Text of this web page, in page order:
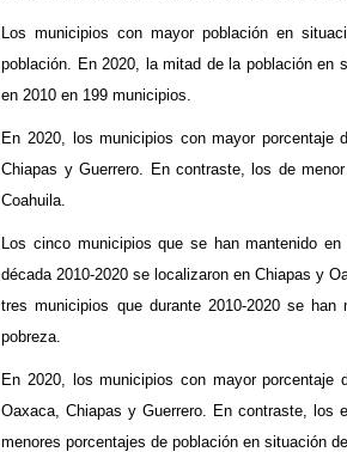
Los municipios con mayor población en
población. En 2020, la mitad de la población en
en 2010 en 199 municipios.
En 2020, los municipios con mayor porcentaje
Chiapas y Guerrero. En contraste, los de
Coahuila.
Los cinco municipios que se han mantenido
década 2010-2020 se localizaron en Chiapas y
tres municipios que durante 2010-2020 se
pobreza.
En 2020, los municipios con mayor
Oaxaca, Chiapas y Guerrero. En contraste, los
menores porcentajes de población en situación